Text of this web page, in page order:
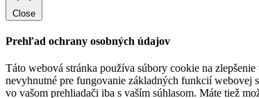
Close
Prehľad ochrany osobných údajov
Táto webová stránka používa súbory cookie na
nevyhnutné pre fungovanie základných funkcií webovej
vo vašom prehliadači iba s vaším súhlasom. Máte tiež